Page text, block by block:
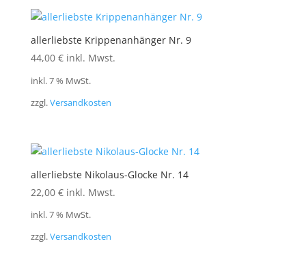
allerliebste Krippenanhänger Nr. 9
44,00 € inkl. Mwst.
inkl. 7 % MwSt.
zzgl.Versandkosten
allerliebste Nikolaus-Glocke Nr. 14
22,00 € inkl. Mwst.
inkl. 7 % MwSt.
zzgl.Versandkosten